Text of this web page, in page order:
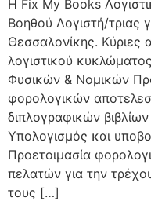
Η Fix My Books
Βοηθού Λογιστή/τριας
Θεσσαλονίκης. Κύριες
λογιστικού
Φυσικών & Νομικών
φορολογικών
διπλογραφικών
Υπολογισμός και
Προετοιμασία
πελατών για την
τους […]